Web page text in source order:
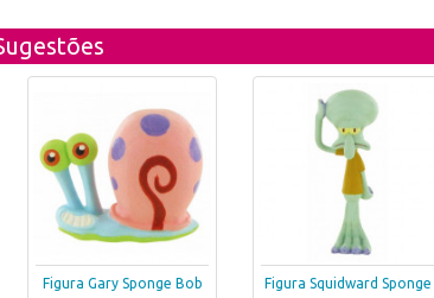
Figura Gary Sponge Bob
Figura Squidward Sponge